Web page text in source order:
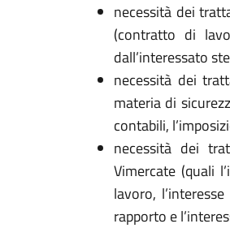
necessità dei
(contratto di
dall’interessato
necessità dei
materia di
contabili,
necessità dei
Vimercate (quali
lavoro,
rapporto e